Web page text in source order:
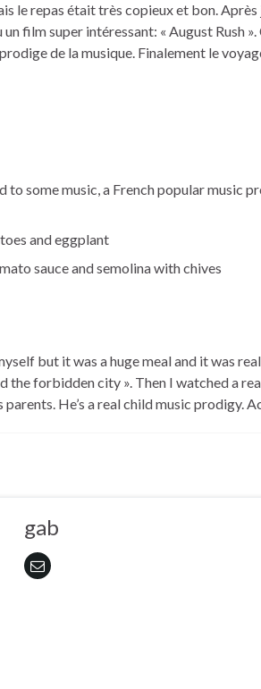
le repas était très copieux et bon.
film super intéressant: « August Rush
de la musique. Finalement le
some music, a French popular music
and eggplant
sauce and semolina with chives
but it was a huge meal and it was
the forbidden city ». Then I watched a
He’s a real child music prodigy.
gab